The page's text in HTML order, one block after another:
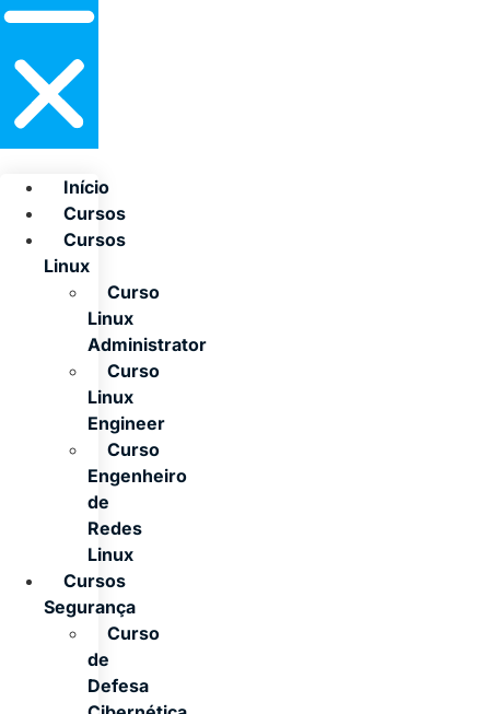
Início
Cursos
Cursos
Linux
Curso
Linux
Administrator
Curso
Linux
Engineer
Curso
Engenheiro
de
Redes
Linux
Cursos
Segurança
Curso
de
Defesa